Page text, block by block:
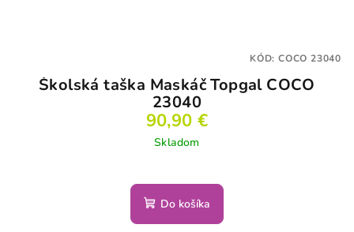
Školská taška Maskáč Topgal COCO
23040
90,90 €
Skladom
Do košíka
KÓD: COCO 23040